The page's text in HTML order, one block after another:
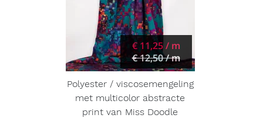
€ 11,25 / m
€ 12,50 / m
Polyester / viscosemengeling
met multicolor abstracte
print van Miss Doodle